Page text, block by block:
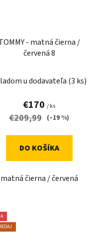
- matná čierna /
červená 8
u dodavateľa (3 ks)
€170 / ks
€209,99 (–19 %)
DO KOŠÍKA
matná čierna / červená